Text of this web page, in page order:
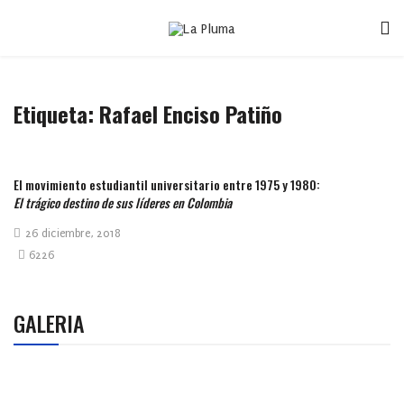
Etiqueta: Rafael Enciso Patiño
El movimiento estudiantil universitario entre 1975 y 1980:
El trágico destino de sus líderes en Colombia
26 diciembre, 2018
6226
GALERIA